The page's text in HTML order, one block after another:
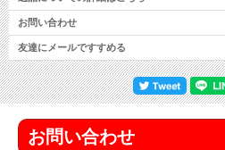
お問い合わせ
友達にメールですすめる
お問い合わせ